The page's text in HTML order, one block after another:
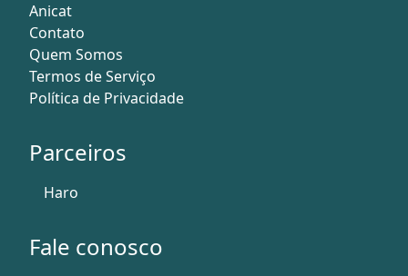
Anicat
Contato
Quem Somos
Termos de Serviço
Política de Privacidade
Parceiros
Haro
Fale conosco